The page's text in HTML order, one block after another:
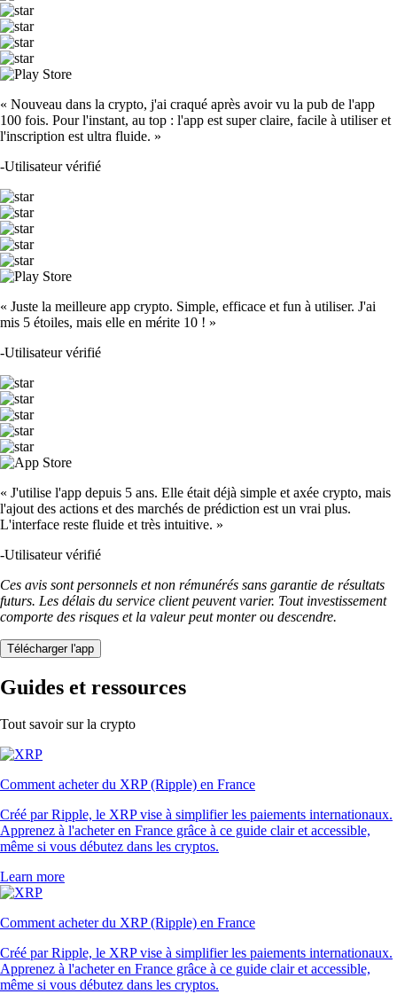
« Nouveau dans la crypto, j'ai craqué après avoir vu la pub de l'app
100 fois. Pour l'instant, au top : l'app est super claire, facile à utiliser et
l'inscription est ultra fluide. »
-Utilisateur vérifié
« Juste la meilleure app crypto. Simple, efficace et fun à utiliser. J'ai
mis 5 étoiles, mais elle en mérite 10 ! »
-Utilisateur vérifié
« J'utilise l'app depuis 5 ans. Elle était déjà simple et axée crypto, mais
l'ajout des actions et des marchés de prédiction est un vrai plus.
L'interface reste fluide et très intuitive. »
-Utilisateur vérifié
Ces avis sont personnels et non rémunérés sans garantie de résultats
futurs. Les délais du service client peuvent varier. Tout investissement
comporte des risques et la valeur peut monter ou descendre.
Télécharger l'app
Guides et ressources
Tout savoir sur la crypto
Comment acheter du XRP (Ripple) en France
Créé par Ripple, le XRP vise à simplifier les paiements internationaux.
Apprenez à l'acheter en France grâce à ce guide clair et accessible,
même si vous débutez dans les cryptos.
Learn more
Comment acheter du XRP (Ripple) en France
Créé par Ripple, le XRP vise à simplifier les paiements internationaux.
Apprenez à l'acheter en France grâce à ce guide clair et accessible,
même si vous débutez dans les cryptos.